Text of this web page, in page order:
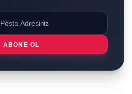
ABONE OL